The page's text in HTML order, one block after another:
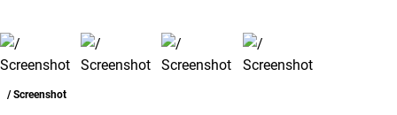
/ Screenshot